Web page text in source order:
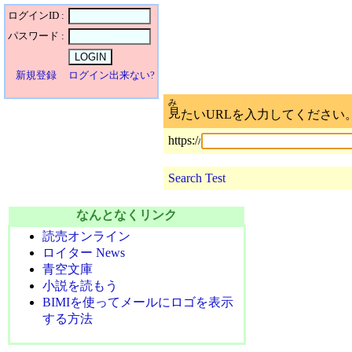
ログインID :
パスワード :
新規登録 ログイン出来ない?
見
み
たいURLを入力してください
https://
Search Test
なんとなくリンク
読売オンライン
ロイター News
青空文庫
小説を読もう
BIMIを使ってメールにロゴを表示
する方法